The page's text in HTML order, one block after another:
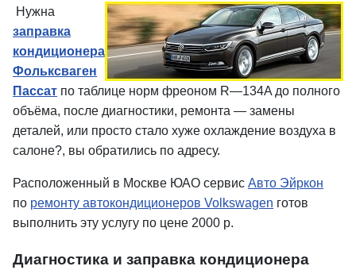
Нужна
заправка
кондиционера
Фольксваген
Пассат по таблице норм фреоном R—134A до полного
объёма, после диагностики, ремонта — замены
деталей, или просто стало хуже охлаждение воздуха в
салоне?, вы обратились по адресу.
Расположенный в Москве ЮАО сервис Авто Эйркон
по ремонту автокондиционеров Volkswagen готов
выполнить эту услугу по цене 2000 р.
Диагностика и заправка кондиционера